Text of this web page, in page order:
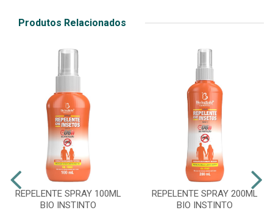
Produtos Relacionados
REPELENTE SPRAY 100ML
BIO INSTINTO
REPELENTE SPRAY 200ML
BIO INSTINTO